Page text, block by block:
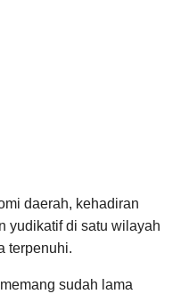
daerah, kehadiran
yudikatif di satu wilayah
terpenuhi.
sudah lama